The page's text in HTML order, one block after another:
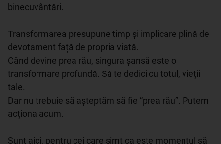
binecuvântări.
Transformarea presupune timp și implicare plină de
devotament față de propria viată.
Când devine prea rău, singura șansă este o
transformare profundă. Să te dedici cu totul, vieții
tale.
Dar nu trebuie să așteptăm să fie “prea rău”. Putem
acționa acum.
Sunt aici, pentru cei care simt ca este momentul să